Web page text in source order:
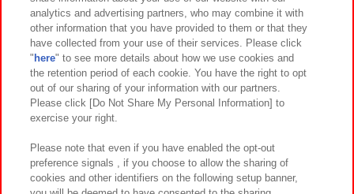
関連会社 サステナビリティ サイトポリシー
プライバシーポリシー ウェブアクセシビリティ方針と検証結果
お取引先さまとともに
カスタマーハラスメント対応方針 よくあるご質問・お問い合わせ
analytics and advertising partners, who may combine it with
other information that you have provided to them or that they
have collected from your use of their services. Please click
" here" to see more details about how we use cookies and
the retention period of each cookie. You have the right to opt
out of our sharing of your information with our partners.
Please click [Do Not Share My Personal Information] to
exercise your right.
Please note that even if you have enabled the opt-out
preference signals , if you choose to allow the sharing of
cookies and other identifiers on the following setup banner,